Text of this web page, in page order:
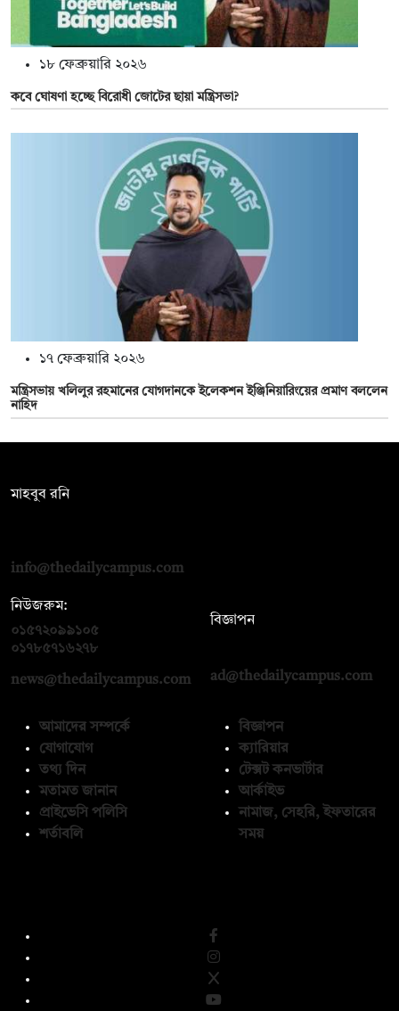
১৮ ফেব্রুয়ারি ২০২৬
কবে ঘোষণা হচ্ছে বিরোধী জোটের ছায়া মন্ত্রিসভা?
১৭ ফেব্রুয়ারি ২০২৬
মন্ত্রিসভায় খলিলুর রহমানের যোগদানকে ইলেকশন ইঞ্জিনিয়ারিংয়ের প্রমাণ বললেন
নাহিদ
মাহবুব রনি
info@thedailycampus.com
নিউজরুম:
০১৫৭২০৯৯১০৫
০১৭৮৫৭১৬২৭৮
news@thedailycampus.com
বিজ্ঞাপন
ad@thedailycampus.com
আমাদের সম্পর্কে
যোগাযোগ
তথ্য দিন
মতামত জানান
প্রাইভেসি পলিসি
শর্তাবলি
বিজ্ঞাপন
ক্যারিয়ার
টেক্সট কনভার্টার
আর্কাইভ
নামাজ, সেহরি, ইফতারের
সময়